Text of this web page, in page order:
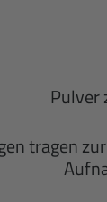
Pulver
tragen